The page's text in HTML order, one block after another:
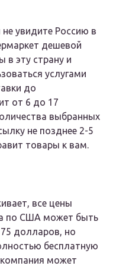
увидите Россию в
дешевой
в эту страну и
услугами
до
от 6 до 17
выбранных
не позднее 2-5
товары к вам.
все цены
по США может быть
долларов, но
бесплатную
может